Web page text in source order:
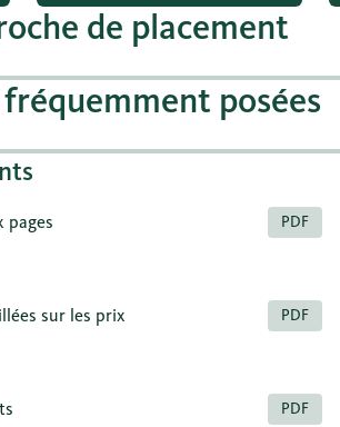
de placement
posées
pages PDF
sur les prix PDF
PDF